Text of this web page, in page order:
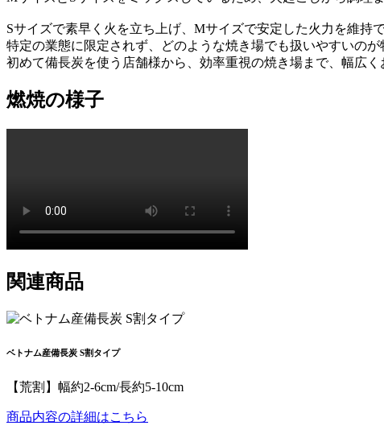
Sサイズで素早く火を立ち上げ、Mサイズで安定した火力を維持で
特定の業態に限定されず、どのような焼き場でも扱いやすいのが
初めて備長炭を使う店舗様から、効率重視の焼き場まで、幅広く
燃焼の様子
関連商品
ベトナム産備長炭 S割タイプ
【荒割】幅約2-6cm/長約5-10cm
商品内容の詳細はこちら